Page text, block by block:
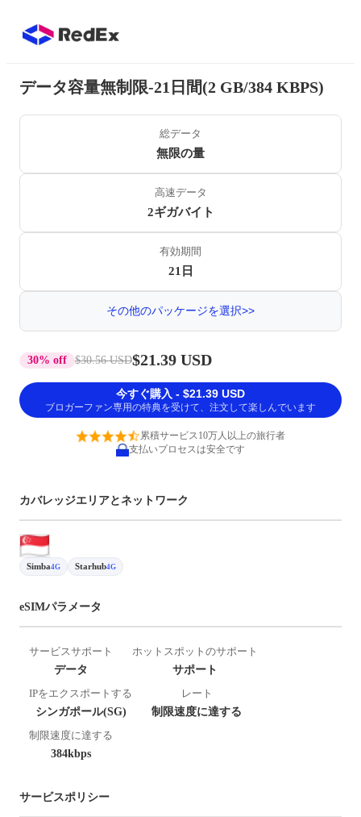
データ容量無制限-21日間(2 GB/384 KBPS)
総データ
無限の量
高速データ
2ギガバイト
有効期間
21日
その他のパッケージを選択>>
30% off $30.56 USD$21.39 USD
今すぐ購入 - $21.39 USD
ブロガーファン専用の特典を受けて、注文して楽しんでいます
累積サービス10万人以上の旅行者
支払いプロセスは安全です
カバレッジエリアとネットワーク
Simba4G Starhub4G
eSIMパラメータ
サービスサポート
データ
ホットスポットのサポート
サポート
IPをエクスポートする
シンガポール(SG)
レート
制限速度に達する
制限速度に達する
384kbps
サービスポリシー